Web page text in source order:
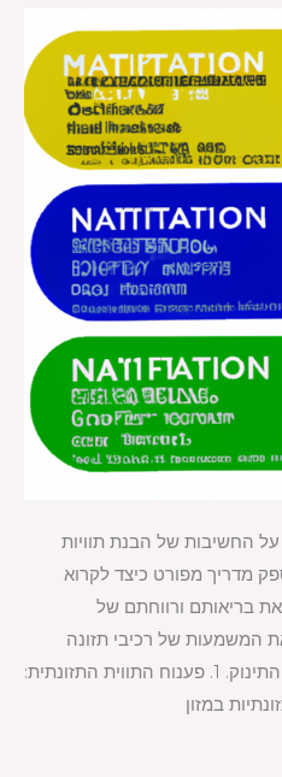
החשיבות של הבנת תוויות
מדריך מפורט כיצד לקרוא
בריאותם ורווחתם של
המשמעות של רכיבי תזונה
שונים להתפתחותו וצמיחתו של התינוק. 1. פענוח התווית התזונתית:
במזון